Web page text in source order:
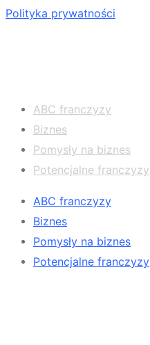
Polityka prywatności
ABC franczyzy
Biznes
Pomysły na biznes
Potencjalne franczyzy
ABC franczyzy
Biznes
Pomysły na biznes
Potencjalne franczyzy